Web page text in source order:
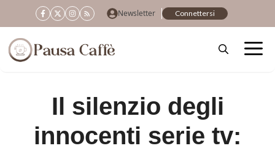
al
contenuto
Newsletter Connettersi
Il silenzio degli
innocenti serie tv: